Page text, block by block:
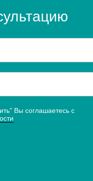
Вы соглашаетесь с